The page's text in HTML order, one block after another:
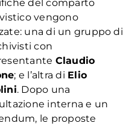
del comparto
vengono
una di un gruppo di
con
Claudio
; e l’altra di Elio
. Dopo una
interna e un
le proposte